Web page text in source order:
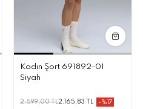
Kadın Şort 691892-01
Siyah
2.599,00 TL2.165,83 TL -%17